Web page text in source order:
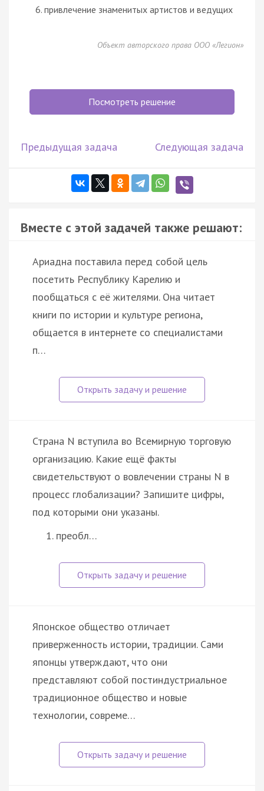
привлечение знаменитых артистов и ведущих
Объект авторского права ООО «Легион»
Посмотреть решение
Предыдущая задача Следующая задача
Вместе с этой задачей также решают:
Ариадна поставила перед собой цель
посетить Республику Карелию и
пообщаться с её жителями. Она читает
книги по истории и культуре региона,
общается в интернете со специалистами
п…
Страна N вступила во Всемирную торговую
организацию. Какие ещё факты
свидетельствуют о вовлечении страны N в
процесс глобализации? Запишите цифры,
под которыми они указаны.
преобл…
Японское общество отличает
приверженность истории, традиции. Сами
японцы утверждают, что они
представляют собой постиндустриальное
традиционное общество и новые
технологии, совреме…